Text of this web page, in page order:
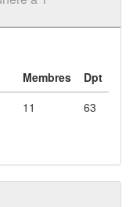
Membres
Dpt
11 63